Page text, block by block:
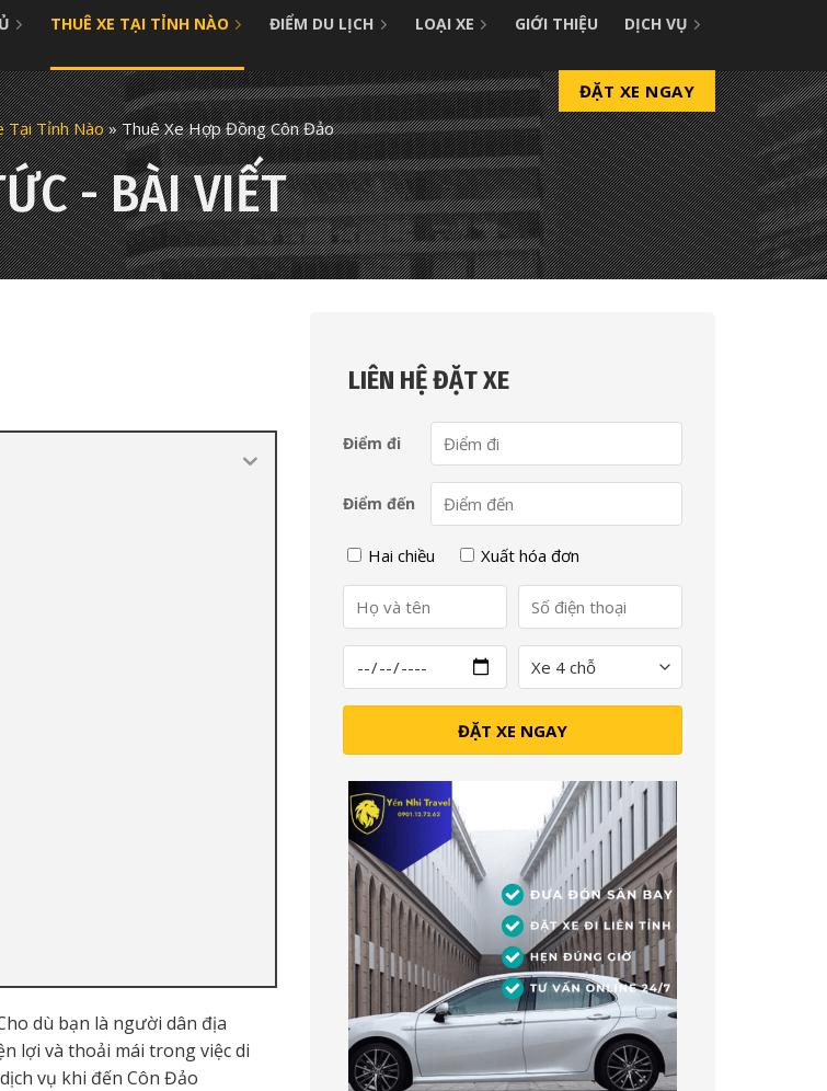
THUÊ XE TẠI TỈNH NÀO ĐIỂM DU LỊCH LOẠI XE GIỚI THIỆU DỊCH VỤ
ĐẶT XE NGAY
Tại Tỉnh Nào»Thuê Xe Hợp Đồng Côn Đảo
- BÀI VIẾT
dù bạn là người dân địa
lợi và thoải mái trong việc di
vụ khi đến Côn Đảo
LIÊN HỆ ĐẶT XE
Điểm đi
Điểm đến
Hai chiều Xuất hóa đơn